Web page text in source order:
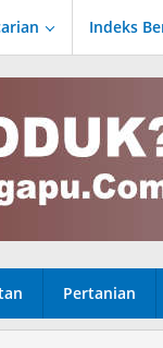
Indeks
Pertanian